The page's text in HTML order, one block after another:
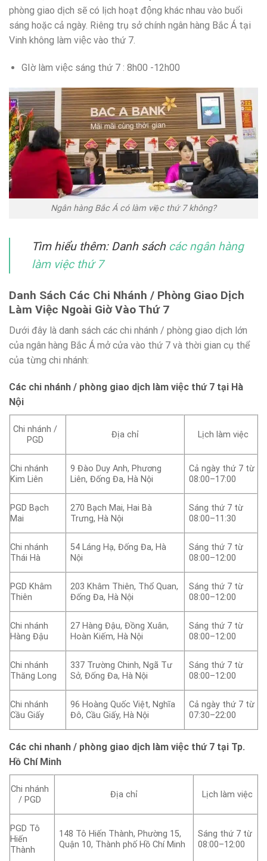
phòng giao dịch sẽ có lịch hoạt động khác nhau vào buổi
sáng hoặc cả ngày. Riêng trụ sở chính ngân hàng Bắc Á tại
Vinh không làm việc vào thứ 7.
GIờ làm việc sáng thứ 7 : 8h00 -12h00
Ngân hàng Bắc Á có làm việc thứ 7 không?
Tìm hiểu thêm: Danh sách các ngân hàng
làm việc thứ 7
Danh Sách Các Chi Nhánh / Phòng Giao Dịch
Làm Việc Ngoài Giờ Vào Thứ 7
Dưới đây là danh sách các chi nhánh / phòng giao dịch lớn
của ngân hàng Bắc Á mở cửa vào thứ 7 và thời gian cụ thể
của từng chi nhánh:
Các chi nhánh / phòng giao dịch làm việc thứ 7 tại Hà
Nội
Chi nhánh /
PGD
Địa chỉ Lịch làm việc
Chi nhánh
Kim Liên
9 Đào Duy Anh, Phương
Liên, Đống Đa, Hà Nội
Cả ngày thứ 7 từ
08:00–17:00
PGD Bạch
Mai
270 Bạch Mai, Hai Bà
Trưng, Hà Nội
Sáng thứ 7 từ
08:00–11:30
Chi nhánh
Thái Hà
54 Láng Hạ, Đống Đa, Hà
Nội
Sáng thứ 7 từ
08:00–12:00
PGD Khâm
Thiên
203 Khâm Thiên, Thổ Quan,
Đống Đa, Hà Nội
Sáng thứ 7 từ
08:00–12:00
Chi nhánh
Hàng Đậu
27 Hàng Đậu, Đồng Xuân,
Hoàn Kiếm, Hà Nội
Sáng thứ 7 từ
08:00–12:00
Chi nhánh
Thăng Long
337 Trường Chinh, Ngã Tư
Sở, Đống Đa, Hà Nội
Sáng thứ 7 từ
08:00–12:00
Chi nhánh
Cầu Giấy
96 Hoàng Quốc Việt, Nghĩa
Đô, Cầu Giấy, Hà Nội
Cả ngày thứ 7 từ
07:30–22:00
Các chi nhanh / phòng giao dịch làm việc thứ 7 tại Tp.
Hồ Chí Minh
Chi nhánh
/ PGD
Địa chỉ Lịch làm việc
PGD Tô
Hiến
Thành
148 Tô Hiến Thành, Phường 15,
Quận 10, Thành phố Hồ Chí Minh
Sáng thứ 7 từ
08:00–12:00